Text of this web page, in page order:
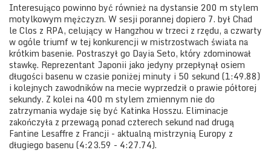
Interesująco powinno być również na dystansie 200 m stylem
motylkowym mężczyzn. W sesji porannej dopiero 7. był Chad
le Clos z RPA, celujący w Hangzhou w trzeci z rzędu, a czwarty
w ogóle triumf w tej konkurencji w mistrzostwach świata na
krótkim basenie. Postraszył go Dayia Seto, który zdominował
stawkę. Reprezentant Japonii jako jedyny przepłynął osiem
długości basenu w czasie poniżej minuty i 50 sekund (1:49.88)
i kolejnych zawodników na mecie wyprzedził o prawie półtorej
sekundy. Z kolei na 400 m stylem zmiennym nie do
zatrzymania wydaje się być Katinka Hosszu. Eliminacje
zakończyła z przewagą ponad czterech sekund nad drugą
Fantine Lesaffre z Francji - aktualną mistrzynią Europy z
długiego basenu (4:23.59 - 4:27.74).